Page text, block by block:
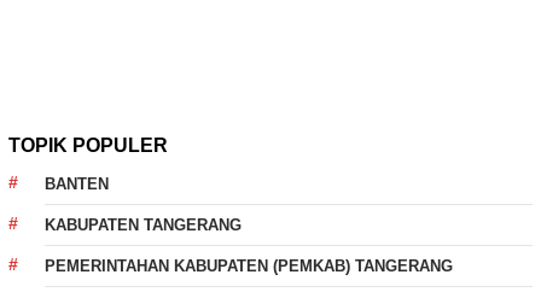
TOPIK POPULER
BANTEN
KABUPATEN TANGERANG
PEMERINTAHAN KABUPATEN (PEMKAB) TANGERANG